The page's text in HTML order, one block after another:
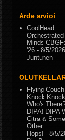
Arde arvioi
CoolHead
Orchestrated
Minds
'26 - 8/5/2026
Juntunen
Flying Couch
Knock
Who's There?
DIPA! DIPA
Citra & Some
Other
Hops! - 8/5/